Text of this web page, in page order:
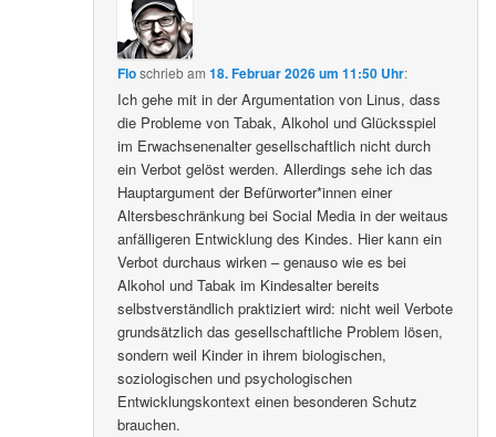
Floschriebam18. Februar 2026 um 11:50 Uhr:
Ich gehe mit in der Argumentation von Linus, dass
die Probleme von Tabak, Alkohol und Glücksspiel
im Erwachsenenalter gesellschaftlich nicht durch
ein Verbot gelöst werden. Allerdings sehe ich das
Hauptargument der Befürworter*innen einer
Altersbeschränkung bei Social Media in der weitaus
anfälligeren Entwicklung des Kindes. Hier kann ein
Verbot durchaus wirken – genauso wie es bei
Alkohol und Tabak im Kindesalter bereits
selbstverständlich praktiziert wird: nicht weil Verbote
grundsätzlich das gesellschaftliche Problem lösen,
sondern weil Kinder in ihrem biologischen,
soziologischen und psychologischen
Entwicklungskontext einen besonderen Schutz
brauchen.